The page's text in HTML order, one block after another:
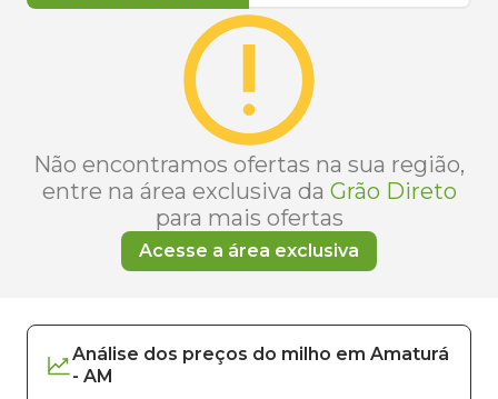
Não encontramos ofertas na sua região,
entre na área exclusiva da Grão Direto
para mais ofertas
Acesse a área exclusiva
Análise dos preços do milho em Amaturá
- AM